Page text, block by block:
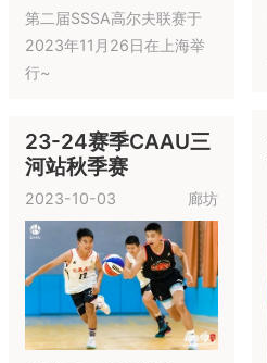
第二届SSSA高尔夫联赛于
2023年11月26日在上海举
行~
23-24赛季CAAU三
河站秋季赛
2023-10-03 廊坊